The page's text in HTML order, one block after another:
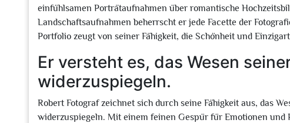
einfühlsamen Porträtaufnahmen über romantische
Landschaftsaufnahmen beherrscht er jede Facette der
Portfolio zeugt von seiner Fähigkeit, die Schönheit und
Er versteht es, das Wesen
widerzuspiegeln.
Robert Fotograf zeichnet sich durch seine Fähigkeit aus, das
widerzuspiegeln. Mit einem feinen Gespür für Emotionen und